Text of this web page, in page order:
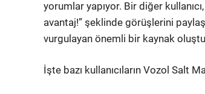
yorumlar yapıyor. Bir diğer
avantaj!” şeklinde görüşlerini
vurgulayan önemli bir kaynak
İşte bazı kullanıcıların Vozol Salt